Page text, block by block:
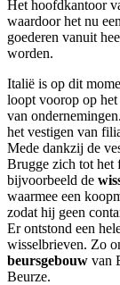
Het hoofdkantoor
waardoor het nu
goederen vanuit
worden.
Italië is op dit
loopt voorop op het
van
het vestigen van
Mede dankzij de
Brugge zich tot het
bijvoorbeeld de
waarmee een
zodat hij geen
Er ontstond een
wisselbrieven. Zo
beursgebouw van
Beurze.